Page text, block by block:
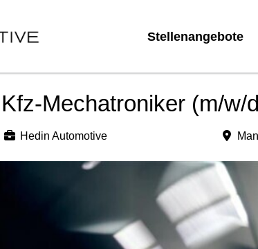
Stellenangebote
Kfz-Mechatroniker (m/w/
Hedin Automotive